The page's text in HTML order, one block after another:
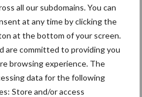
all our subdomains. You can
at any time by clicking the
at the bottom of your screen.
are committed to providing you
browsing experience. The
data for the following
Store and/or access
en Erfcoaching
ondersteuning bij grote